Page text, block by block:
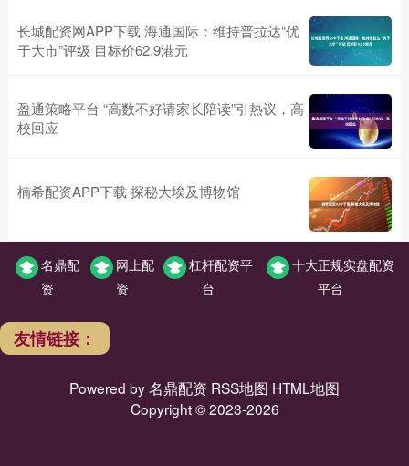
长城配资网APP下载 海通国际：维持普拉达“优
于大市”评级 目标价62.9港元
盈通策略平台 “高数不好请家长陪读”引热议，高
校回应
楠希配资APP下载 探秘大埃及博物馆
名鼎配
资
网上配
资
杠杆配资平
台
十大正规实盘配资
平台
友情链接：
Powered by名鼎配资 RSS地图 HTML地图
Copyright© 2023-2026